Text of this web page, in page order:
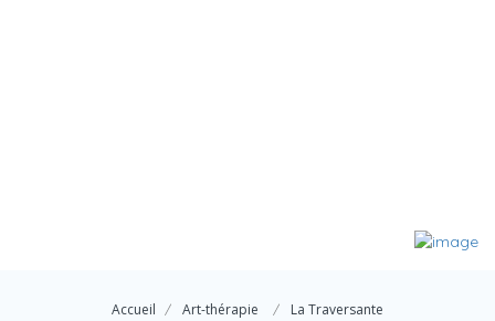
Accueil Art-thérapie La Traversante